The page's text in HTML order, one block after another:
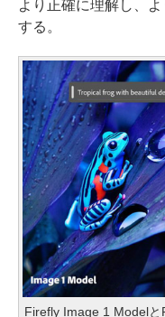
より正確に理解し、
する。
Firefly Image 1 Model